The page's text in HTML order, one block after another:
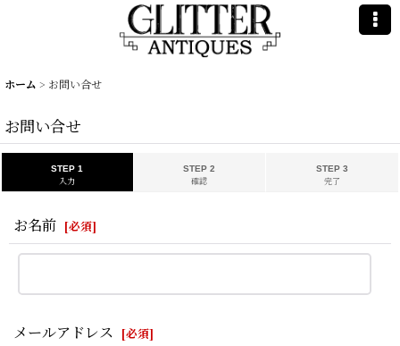
ホーム > お問い合せ
お問い合せ
STEP 1
入力
STEP 2
確認
STEP 3
完了
お名前 [必須]
メールアドレス [必須]